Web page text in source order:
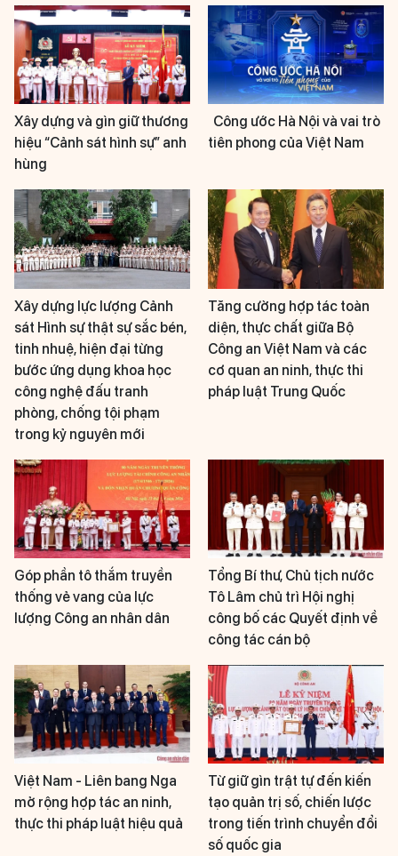
Xây dựng và gìn giữ thương
hiệu “Cảnh sát hình sự” anh
hùng
Công ước Hà Nội và vai trò
tiên phong của Việt Nam
Xây dựng lực lượng Cảnh
sát Hình sự thật sự sắc bén,
tinh nhuệ, hiện đại từng
bước ứng dụng khoa học
công nghệ đấu tranh
phòng, chống tội phạm
trong kỷ nguyên mới
Tăng cường hợp tác toàn
diện, thực chất giữa Bộ
Công an Việt Nam và các
cơ quan an ninh, thực thi
pháp luật Trung Quốc
Góp phần tô thắm truyền
thống vẻ vang của lực
lượng Công an nhân dân
Tổng Bí thư, Chủ tịch nước
Tô Lâm chủ trì Hội nghị
công bố các Quyết định về
công tác cán bộ
Việt Nam - Liên bang Nga
mở rộng hợp tác an ninh,
thực thi pháp luật hiệu quả
Từ giữ gìn trật tự đến kiến
tạo quản trị số, chiến lược
trong tiến trình chuyển đổi
số quốc gia